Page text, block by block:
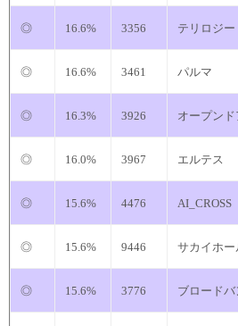
◎ 16.6% 3356 テリロジー
◎ 16.6% 3461 パルマ
◎ 16.3% 3926 オープンド
◎ 16.0% 3967 エルテス
◎ 15.6% 4476 AI_CROSS
◎ 15.6% 9446 サカイホー
◎ 15.6% 3776 ブロード